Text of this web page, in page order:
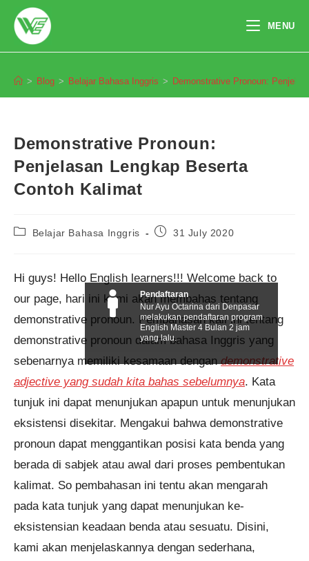
content
MENU
> Blog > Belajar Bahasa Inggris > Demonstrative Pronoun:
Demonstrative Pronoun:
Penjelasan Lengkap Beserta
Contoh Kalimat
PostBelajar Bahasa Inggris
Post31 July 2020
Hi guys! Hello English learners!!! Welcome back to
our page, hari ini kami akan membahas tentang
demonstrative pronoun. Pembahasan kali ini tentang
demonstrative pronoun dalam bahasa Inggris yang
sebenarnya memiliki kesamaan dengandemonstrative
adjective yang sudah kita bahas sebelumnya. Kata
tunjuk ini dapat menunjukan apapun untuk menunjukan
eksistensi disekitar. Mengakui bahwa demonstrative
pronoun dapat menggantikan posisi kata benda yang
berada di sabjek atau awal dari proses pembentukan
kalimat. So pembahasan ini tentu akan mengarah
pada kata tunjuk yang dapat menunjukan ke-
eksistensian keadaan benda atau sesuatu. Disini,
kami akan menjelaskannya dengan sederhana,
Pendaftaran
Nur Ayu Octarina dari Denpasar
melakukan pendaftaran program
English Master 4 Bulan 2 jam
yang lalu.